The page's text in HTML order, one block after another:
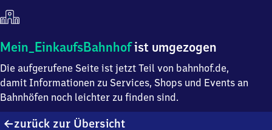
Mein
Einkaufsbahnhof
ist
umgezogen
Mein_EinkaufsBahnhofist umgezogen
Die aufgerufene Seite ist jetzt Teil von bahnhof.de,
damit Informationen zu Services, Shops und Events an
Bahnhöfen noch leichter zu finden sind.
zurück zur Übersicht